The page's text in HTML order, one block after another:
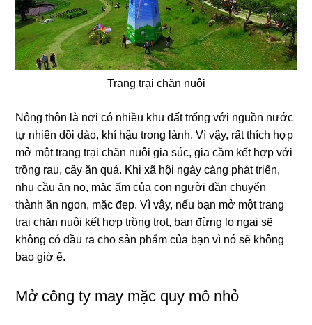
Trang trại chăn nuôi
Nông thôn là nơi có nhiều khu đất trống với nguồn nước
tự nhiên dồi dào, khí hậu trong lành. Vì vậy, rất thích hợp
mở một trang trại chăn nuôi gia súc, gia cầm kết hợp với
trồng rau, cây ăn quả. Khi xã hội ngày càng phát triển,
nhu cầu ăn no, mặc ấm của con người dần chuyển
thành ăn ngon, mặc đẹp. Vì vậy, nếu bạn mở một trang
trại chăn nuôi kết hợp trồng trọt, bạn đừng lo ngại sẽ
không có đầu ra cho sản phẩm của bạn vì nó sẽ không
bao giờ ế.
Mở công ty may mặc quy mô nhỏ